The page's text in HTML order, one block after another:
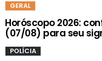
GERAL
Horóscopo 2026:
(07/08) para seu
POLÍCIA